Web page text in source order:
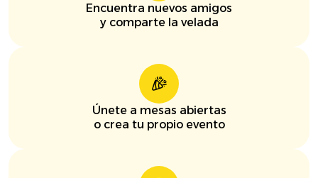
Encuentra nuevos amigos
y comparte la velada
Únete a mesas abiertas
o crea tu propio evento